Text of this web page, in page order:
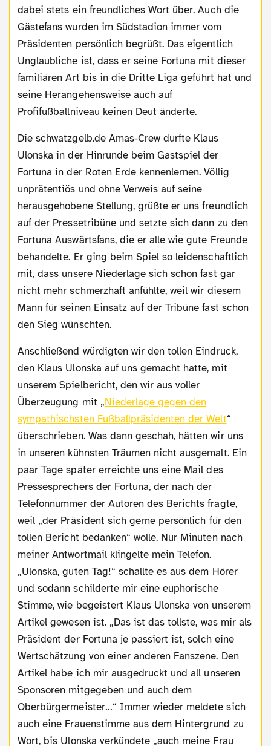
dabei stets ein freundliches Wort über. Auch die
Gästefans wurden im Südstadion immer vom
Präsidenten persönlich begrüßt. Das eigentlich
Unglaubliche ist, dass er seine Fortuna mit dieser
familiären Art bis in die Dritte Liga geführt hat und
seine Herangehensweise auch auf
Profifußballniveau keinen Deut änderte.
Die schwatzgelb.de Amas-Crew durfte Klaus
Ulonska in der Hinrunde beim Gastspiel der
Fortuna in der Roten Erde kennenlernen. Völlig
unprätentiös und ohne Verweis auf seine
herausgehobene Stellung, grüßte er uns freundlich
auf der Pressetribüne und setzte sich dann zu den
Fortuna Auswärtsfans, die er alle wie gute Freunde
behandelte. Er ging beim Spiel so leidenschaftlich
mit, dass unsere Niederlage sich schon fast gar
nicht mehr schmerzhaft anfühlte, weil wir diesem
Mann für seinen Einsatz auf der Tribüne fast schon
den Sieg wünschten.
Anschließend würdigten wir den tollen Eindruck,
den Klaus Ulonska auf uns gemacht hatte, mit
unserem Spielbericht, den wir aus voller
Überzeugung mit „Niederlage gegen den
sympathischsten Fußballpräsidenten der Welt“
überschrieben. Was dann geschah, hätten wir uns
in unseren kühnsten Träumen nicht ausgemalt. Ein
paar Tage später erreichte uns eine Mail des
Pressesprechers der Fortuna, der nach der
Telefonnummer der Autoren des Berichts fragte,
weil „der Präsident sich gerne persönlich für den
tollen Bericht bedanken“ wolle. Nur Minuten nach
meiner Antwortmail klingelte mein Telefon.
„Ulonska, guten Tag!“ schallte es aus dem Hörer
und sodann schilderte mir eine euphorische
Stimme, wie begeistert Klaus Ulonska von unserem
Artikel gewesen ist. „Das ist das tollste, was mir als
Präsident der Fortuna je passiert ist, solch eine
Wertschätzung von einer anderen Fanszene. Den
Artikel habe ich mir ausgedruckt und all unseren
Sponsoren mitgegeben und auch dem
Oberbürgermeister…“ Immer wieder meldete sich
auch eine Frauenstimme aus dem Hintergrund zu
Wort, bis Ulonska verkündete „auch meine Frau